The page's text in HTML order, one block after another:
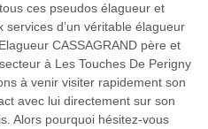
ces pseudos élagueur et
d’un véritable élagueur
CASSAGRAND père et
à Les Touches De Perigny
à venir visiter rapidement son
avec lui directement sur son
Alors pourquoi hésitez-vous